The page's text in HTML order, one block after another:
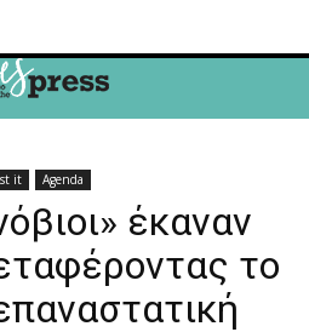
it Agenda
έκαναν
το